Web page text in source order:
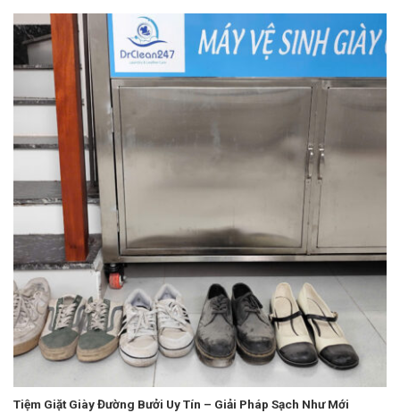
Tiệm Giặt Giày Đường Bưởi Uy Tín – Giải Pháp Sạch Như Mới